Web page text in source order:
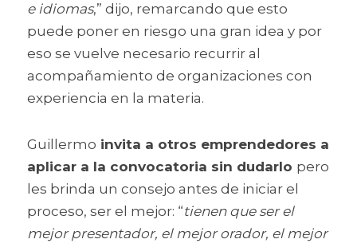
e idiomas,” dijo, remarcando que esto
puede poner en riesgo una gran idea y por
eso se vuelve necesario recurrir al
acompañamiento de organizaciones con
experiencia en la materia.
Guillermo invita a otros emprendedores a
aplicar a la convocatoria sin dudarlo pero
les brinda un consejo antes de iniciar el
proceso, ser el mejor: “tienen que ser el
mejor presentador, el mejor orador, el mejor